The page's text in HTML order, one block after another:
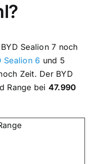
Sealion 7 noch
Sealion 6 und 5
Zeit. Der BYD
Range bei 47.990